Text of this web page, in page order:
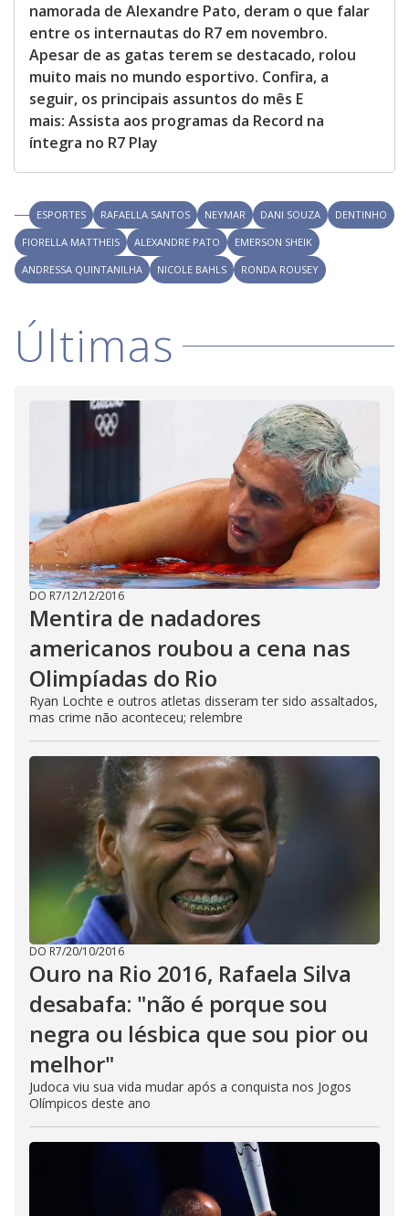
namorada de Alexandre Pato, deram o que falar
entre os internautas do R7 em novembro.
Apesar de as gatas terem se destacado, rolou
muito mais no mundo esportivo. Confira, a
seguir, os principais assuntos do mês E
mais: Assista aos programas da Record na
íntegra no R7 Play
ESPORTES RAFAELLA SANTOS NEYMAR DANI SOUZA
DENTINHO
FIORELLA MATTHEIS
ALEXANDRE PATO
EMERSON SHEIK
ANDRESSA QUINTANILHA
NICOLE BAHLS RONDA ROUSEY
Últimas
DO R7/12/12/2016
Mentira de nadadores
americanos roubou a cena nas
Olimpíadas do Rio
Ryan Lochte e outros atletas disseram ter sido assaltados,
mas crime não aconteceu; relembre
DO R7/20/10/2016
Ouro na Rio 2016, Rafaela Silva
desabafa: "não é porque sou
negra ou lésbica que sou pior ou
melhor"
Judoca viu sua vida mudar após a conquista nos Jogos
Olímpicos deste ano